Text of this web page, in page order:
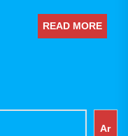
READ MORE
Ar